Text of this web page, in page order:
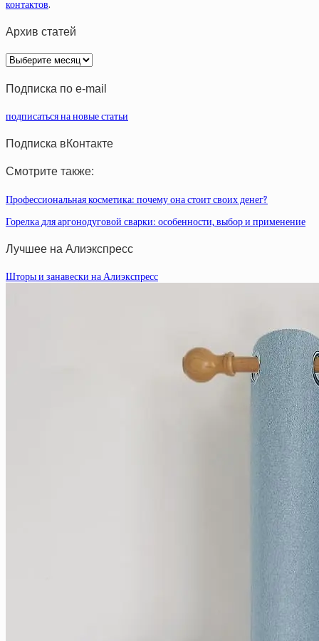
контактов.
Архив статей
Архив
статей
Подписка по e-mail
подписаться на новые статьи
Подписка вКонтакте
Смотрите также:
Профессиональная косметика: почему она стоит своих денег?
Горелка для аргонодуговой сварки: особенности, выбор и применение
Лучшее на Алиэкспресс
Шторы и занавески на Алиэкспресс